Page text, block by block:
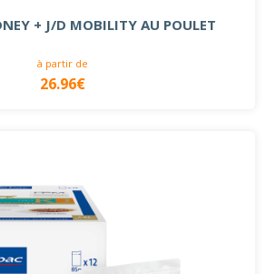
+ J/D MOBILITY AU POULET
à partir de
26.96€